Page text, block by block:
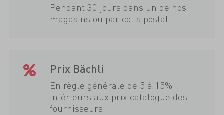
Pendant 30 jours dans un de nos
magasins ou par colis postal.
Prix Bächli
En règle générale de 5 à 15%
inférieurs aux prix catalogue des
fournisseurs.